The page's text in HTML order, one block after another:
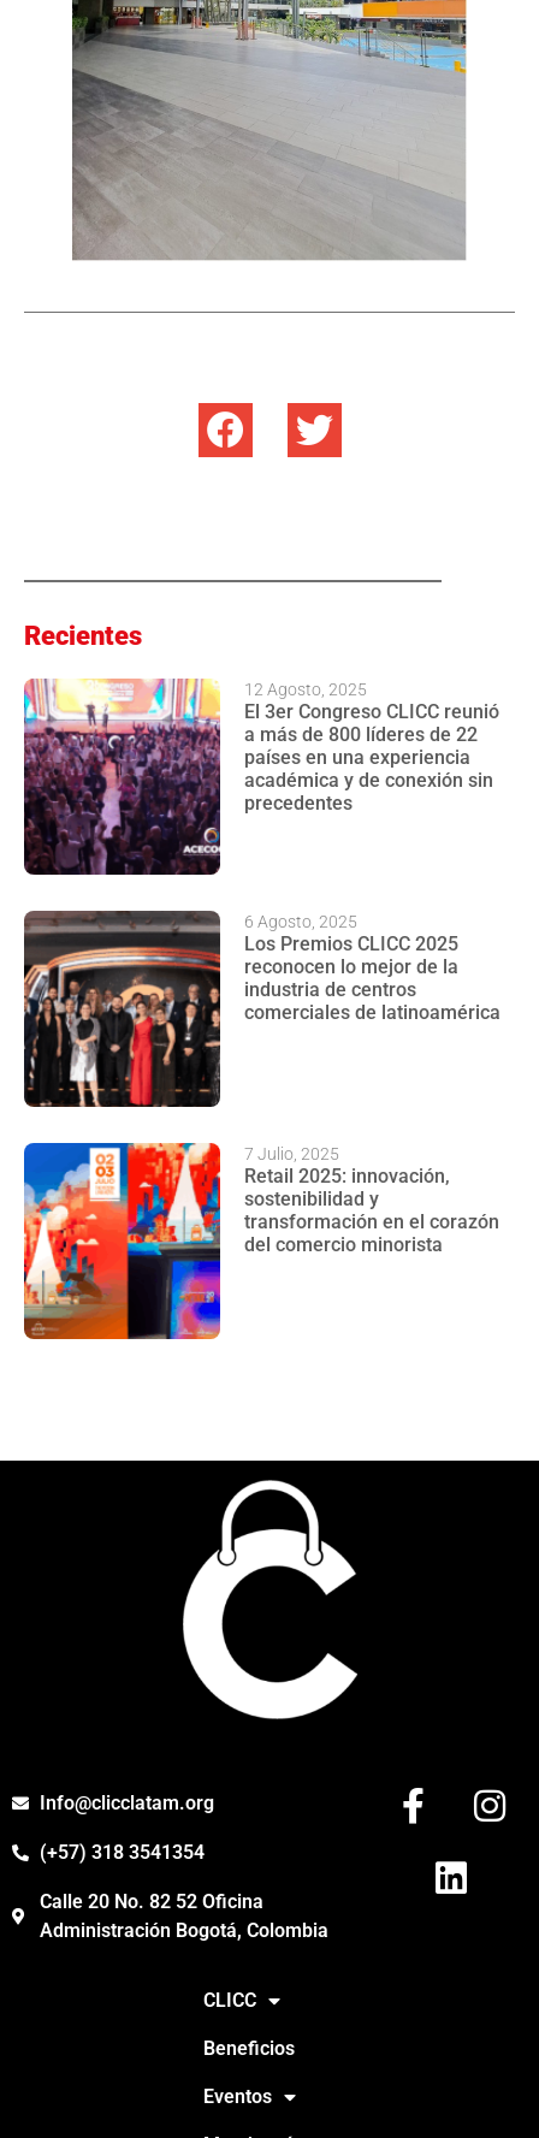
Recientes
El 3er Congreso CLICC reunió
a más de 800 líderes de 22
países en una experiencia
académica y de conexión sin
precedentes
12 Agosto, 2025
Los Premios CLICC 2025
reconocen lo mejor de la
industria de centros
comerciales de latinoamérica
6 Agosto, 2025
Retail 2025: innovación,
sostenibilidad y
transformación en el corazón
del comercio minorista
7 Julio, 2025
Info@clicclatam.org
(+57) 318 3541354
Calle 20 No. 82 52 Oficina
Administración Bogotá, Colombia
CLICC
Beneficios
Eventos